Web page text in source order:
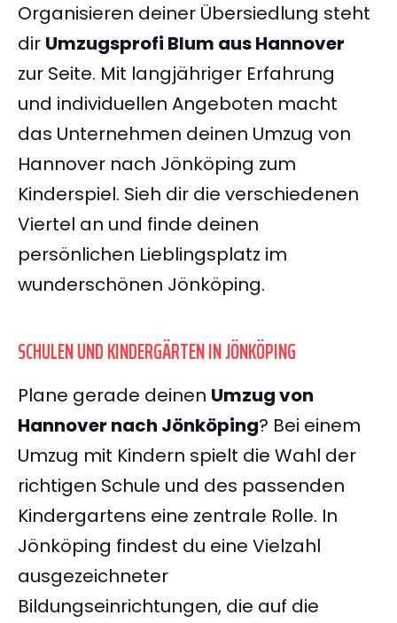
Organisieren deiner Übersiedlung steht
dir Umzugsprofi Blum aus Hannover
zur Seite. Mit langjähriger Erfahrung
und individuellen Angeboten macht
das Unternehmen deinen Umzug von
Hannover nach Jönköping zum
Kinderspiel. Sieh dir die verschiedenen
Viertel an und finde deinen
persönlichen Lieblingsplatz im
wunderschönen Jönköping.
SCHULEN UND KINDERGÄRTEN IN JÖNKÖPING
Plane gerade deinen Umzug von
Hannover nach Jönköping? Bei einem
Umzug mit Kindern spielt die Wahl der
richtigen Schule und des passenden
Kindergartens eine zentrale Rolle. In
Jönköping findest du eine Vielzahl
ausgezeichneter
Bildungseinrichtungen, die auf die